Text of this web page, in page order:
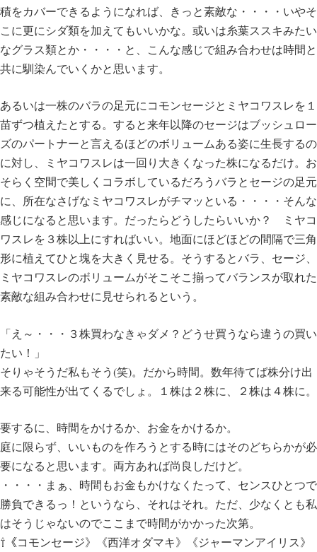
積をカバーできるようになれば、きっと素敵な・・・・いやそ
こに更にシダ類を加えてもいいかな。或いは糸葉ススキみたい
なグラス類とか・・・・と、こんな感じで組み合わせは時間と
共に馴染んでいくかと思います。
あるいは一株のバラの足元にコモンセージとミヤコワスレを１
苗ずつ植えたとする。すると来年以降のセージはブッシュロー
ズのパートナーと言えるほどのボリュームある姿に生長するの
に対し、ミヤコワスレは一回り大きくなった株になるだけ。お
そらく空間で美しくコラボしているだろうバラとセージの足元
に、所在なさげなミヤコワスレがチマッといる・・・・そんな
感じになると思います。だったらどうしたらいいか？ ミヤコ
ワスレを３株以上にすればいい。地面にほどほどの間隔で三角
形に植えてひと塊を大きく見せる。そうするとバラ、セージ、
ミヤコワスレのボリュームがそこそこ揃ってバランスが取れた
素敵な組み合わせに見せられるという。
「え～・・・３株買わなきゃダメ？どうせ買うなら違うの買い
たい！」
そりゃそうだ私もそう(笑)。だから時間。数年待てば株分け出
来る可能性が出てくるでしょ。１株は２株に、２株は４株に。
要するに、時間をかけるか、お金をかけるか。
庭に限らず、いいものを作ろうとする時にはそのどちらかが必
要になると思います。両方あれば尚良しだけど。
・・・・まぁ、時間もお金もかけなくたって、センスひとつで
勝負できるっ！というなら、それはそれ。ただ、少なくとも私
はそうじゃないのでここまで時間がかかった次第。
⇧《コモンセージ》《西洋オダマキ》《ジャーマンアイリス》